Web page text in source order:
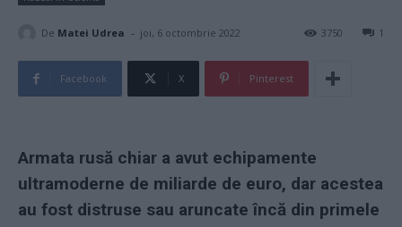
De Matei Udrea - joi, 6 octombrie 2022 1
3750
Facebook X Pinterest
Armata rusă chiar a avut echipamente
ultramoderne de miliarde de euro, dar acestea
au fost distruse sau aruncate încă din primele